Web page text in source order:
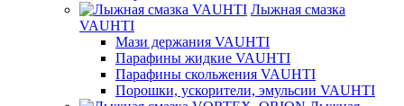
Лыжная смазка
VAUHTI
Мази держания VAUHTI
Парафины жидкие VAUHTI
Парафины скольжения VAUHTI
Порошки, ускорители, эмульсии VAUHTI